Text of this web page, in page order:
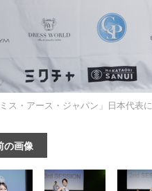
ミス・アース・ジャパン」日本代表
の画像